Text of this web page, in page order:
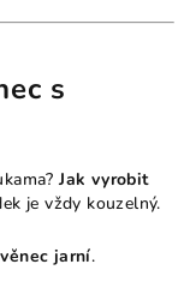
s
Jak vyrobit
je vždy kouzelný.
jarní.